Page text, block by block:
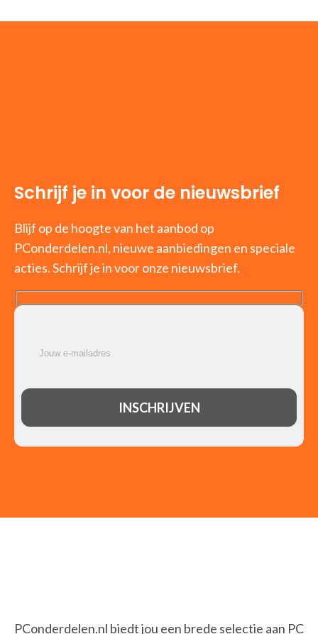
Schrijf je in voor de nieuwsbrief
Blijf op de hoogte van het aanbod op
PConderdelen.nl, nieuwe aanbiedingen en speciale
acties. Schrijf je in voor onze nieuwsbrief.
PConderdelen.nl biedt jou een brede selectie aan PC